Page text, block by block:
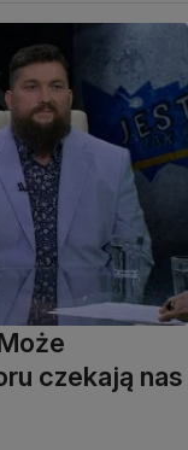
czekają nas